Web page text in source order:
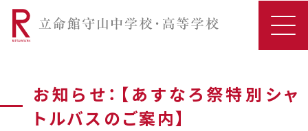
お知らせ：【あすなろ祭特別シャ
トルバスのご案内】